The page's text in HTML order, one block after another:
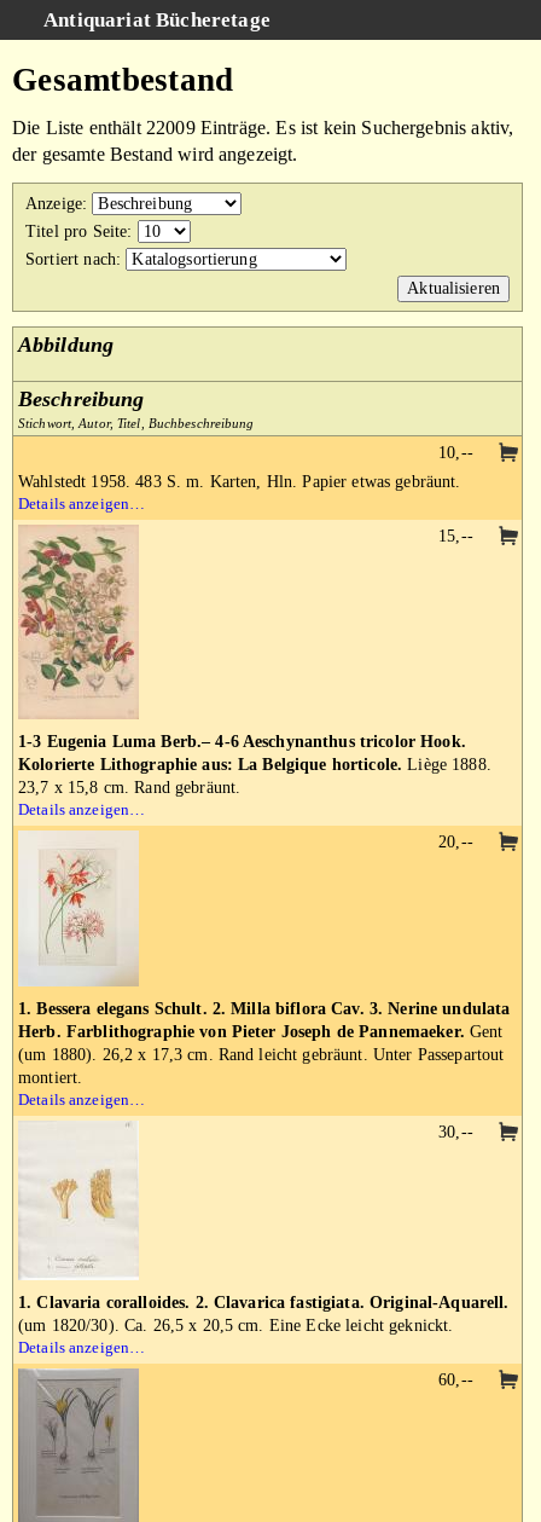
Antiquariat Bücheretage
Gesamtbestand
Warenkorb
AGB
Gesamtbestand
Die Liste enthält 22009 Einträge. Es ist kein Suchergebnis aktiv,
der gesamte Bestand wird angezeigt.
Anzeige:
Titel pro Seite:
Sortiert nach:
Abbildung
Beschreibung
Stichwort, Autor, Titel, Buchbeschreibung
Wahlstedt 1958. 483 S. m. Karten, Hln. Papier etwas gebräunt.
Details anzeigen…
10,--
1-3 Eugenia Luma Berb.– 4-6 Aeschynanthus tricolor Hook.
Kolorierte Lithographie aus: La Belgique horticole. Liège 1888.
23,7 x 15,8 cm. Rand gebräunt.
Details anzeigen…
15,--
1. Bessera elegans Schult. 2. Milla biflora Cav. 3. Nerine undulata
Herb. Farblithographie von Pieter Joseph de Pannemaeker. Gent
(um 1880). 26,2 x 17,3 cm. Rand leicht gebräunt. Unter Passepartout
montiert.
Details anzeigen…
20,--
1. Clavaria coralloides. 2. Clavarica fastigiata. Original-Aquarell.
(um 1820/30). Ca. 26,5 x 20,5 cm. Eine Ecke leicht geknickt.
Details anzeigen…
30,--
60,--